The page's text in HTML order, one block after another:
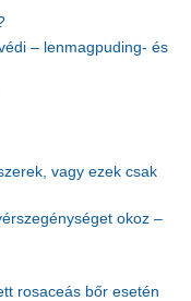
– lenmagpuding- és
vagy ezek csak
okoz –
rosaceás bőr esetén